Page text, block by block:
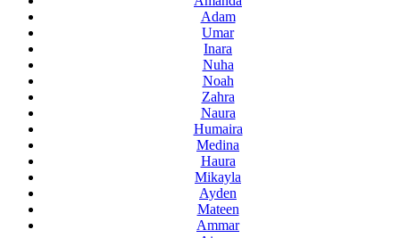
Adam
Umar
Inara
Nuha
Noah
Zahra
Naura
Humaira
Medina
Haura
Mikayla
Ayden
Mateen
Ammar